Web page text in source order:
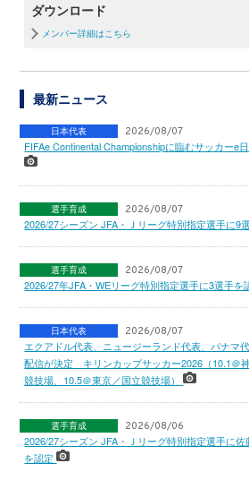
ダウンロード
メンバー詳細はこちら
最新ニュース
日本代表 2026/08/07
FIFAe Continental Championshipに臨むサッカーe
選手育成 2026/08/07
2026/27シーズン JFA・Ｊリーグ特別指定選手に9
選手育成 2026/08/07
2026/27年JFA・WEリーグ特別指定選手に3選手
日本代表 2026/08/07
エクアドル代表、ニュージーランド代表、パナマ
配信が決定 キリンカップサッカー2026（10.1＠
競技場、10.5＠東京／国立競技場）
選手育成 2026/08/06
2026/27シーズン JFA・Ｊリーグ特別指定選手に佐
を認定